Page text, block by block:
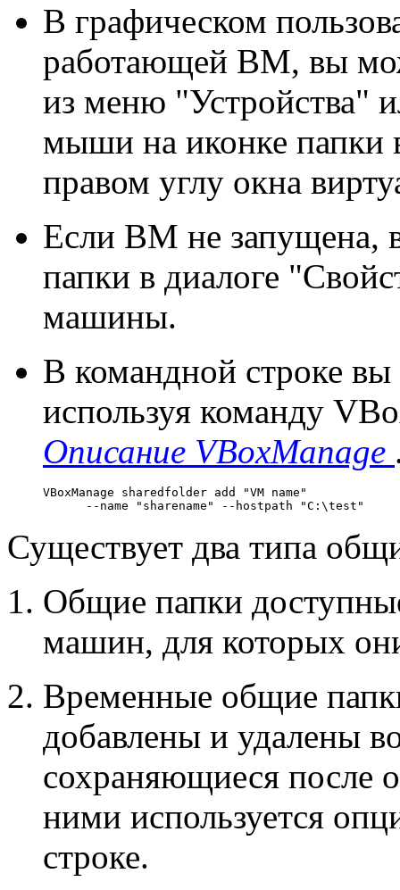
В графическом
работающей ВМ, вы
из меню "Устройства"
мыши на иконке папки
правом углу окна
Если ВМ не запущена,
папки в диалоге
машины.
В командной строке
используя команду
Описание VBoxManage
VBoxManage sharedfolder add "VM name"
      --name "sharename" --hostpath "C:\test"
Существует два типа
Общие папки
машин, для которых
Временные общие
добавлены и удалены
сохраняющиеся после
ними используется
строке.